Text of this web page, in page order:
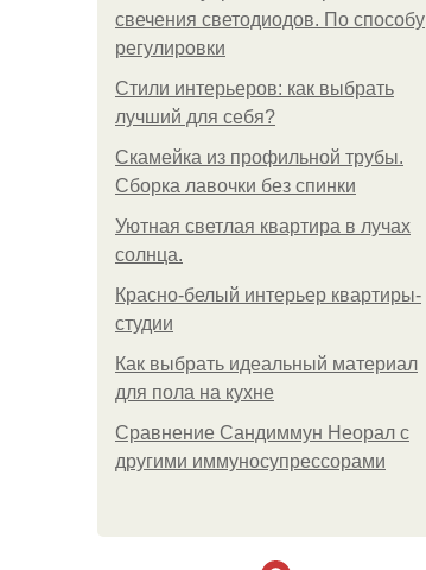
свечения светодиодов. По способу
регулировки
Стили интерьеров: как выбрать
лучший для себя?
Скамейка из профильной трубы.
Сборка лавочки без спинки
Уютная светлая квартира в лучах
солнца.
Красно-белый интерьер квартиры-
студии
Как выбрать идеальный материал
для пола на кухне
Сравнение Сандиммун Неорал с
другими иммуносупрессорами